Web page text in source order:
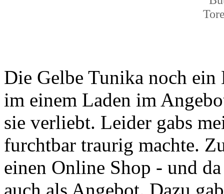
Die Gelbe Tunika noch
im einem Laden im
sie verliebt. Leider gabs
furchtbar traurig machte.
einen Online Shop - und